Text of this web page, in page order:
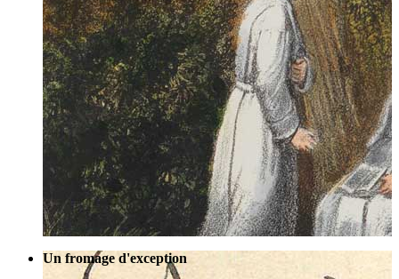
Un fromage d'exception